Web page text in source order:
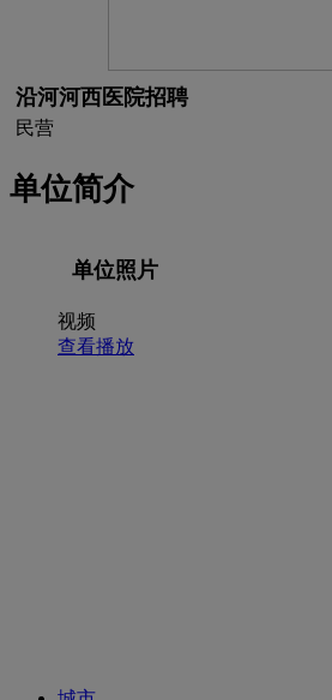
沿河河西医院招聘
民营
单位简介
单位照片
视频
查看播放